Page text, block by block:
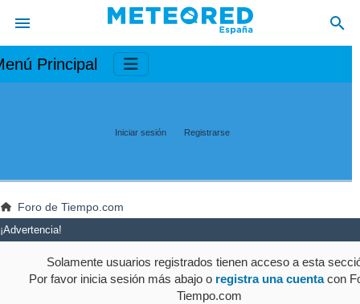
Principal
Iniciar sesión Registrarse
Foro de Tiempo.com
¡Advertencia!
Solamente usuarios registrados tienen acceso a esta
Por favor inicia sesión más abajo o registra una cuentacon
Tiempo.com